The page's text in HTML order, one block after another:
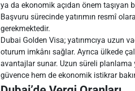
ya da ekonomik açıdan önem
Başvuru sürecinde yatırımın resmî
gerekmektedir.
Dubai Golden Visa; yatırımcıya uzun
oturum imkânı sağlar. Ayrıca ülkede
avantajlar sunar. Uzun süreli planlama
güvence hem de ekonomik istikrar